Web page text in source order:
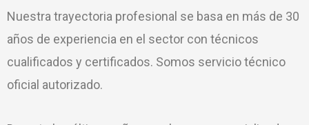
Nuestra trayectoria profesional se basa en más de 30
años de experiencia en el sector con técnicos
cualificados y certificados. Somos servicio técnico
oficial autorizado.